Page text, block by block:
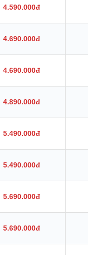
4.590.000đ
4.690.000đ
4.690.000đ
4.890.000đ
5.490.000đ
5.490.000đ
5.690.000đ
5.690.000đ